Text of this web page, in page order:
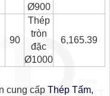
Ø900
90
Thép
tròn
đặc
Ø1000
6,165.39
cung cấpThép Tấm,